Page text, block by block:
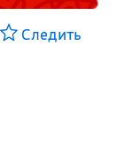
Следить